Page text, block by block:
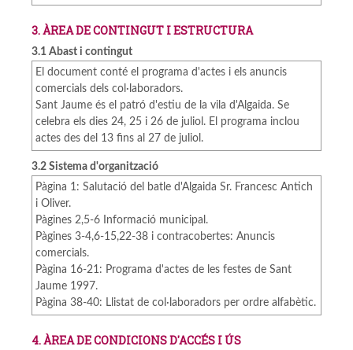
3. ÀREA DE CONTINGUT I ESTRUCTURA
3.1 Abast i contingut
El document conté el programa d'actes i els anuncis
comercials dels col·laboradors.
Sant Jaume és el patró d'estiu de la vila d'Algaida. Se
celebra els dies 24, 25 i 26 de juliol. El programa inclou
actes des del 13 fins al 27 de juliol.
3.2 Sistema d'organització
Pàgina 1: Salutació del batle d'Algaida Sr. Francesc Antich
i Oliver.
Pàgines 2,5-6 Informació municipal.
Pàgines 3-4,6-15,22-38 i contracobertes: Anuncis
comercials.
Pàgina 16-21: Programa d'actes de les festes de Sant
Jaume 1997.
Pàgina 38-40: Llistat de col·laboradors per ordre alfabètic.
4. ÀREA DE CONDICIONS D'ACCÉS I ÚS